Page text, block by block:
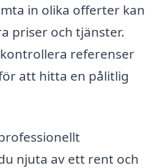
in olika offerter kan
priser och tjänster.
referenser
att hitta en pålitlig
njuta av ett rent och